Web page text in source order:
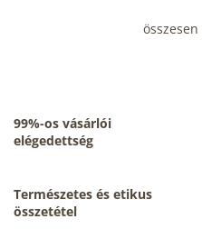
összesen
99%-os vásárlói
elégedettség
Természetes és etikus
összetétel